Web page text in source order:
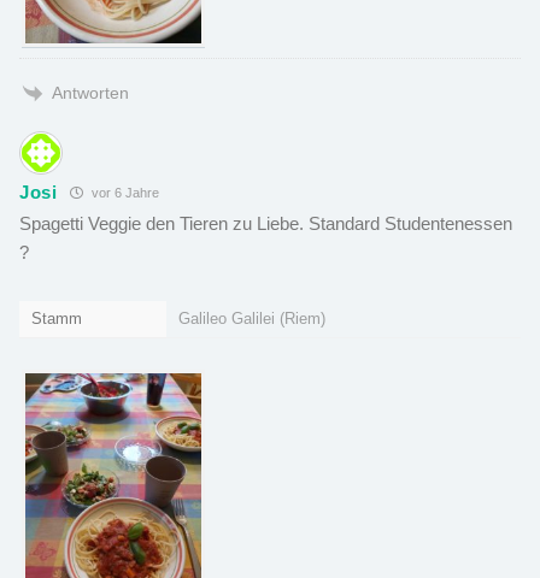
Antworten
Josi vor 6 Jahre
Spagetti Veggie den Tieren zu Liebe. Standard Studentenessen
?
Stamm Galileo Galilei (Riem)